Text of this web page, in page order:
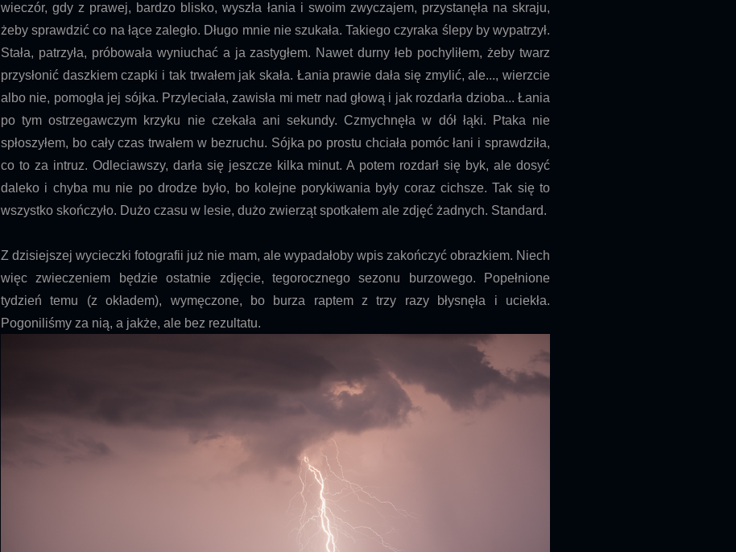
wieczór, gdy z prawej, bardzo blisko, wyszła łania i swoim zwyczajem, przystanęła na skraju,
żeby sprawdzić co na łące zaległo. Długo mnie nie szukała. Takiego czyraka ślepy by wypatrzył.
Stała, patrzyła, próbowała wyniuchać a ja zastygłem. Nawet durny łeb pochyliłem, żeby twarz
przysłonić daszkiem czapki i tak trwałem jak skała. Łania prawie dała się zmylić, ale..., wierzcie
albo nie, pomogła jej sójka. Przyleciała, zawisła mi metr nad głową i jak rozdarła dzioba... Łania
po tym ostrzegawczym krzyku nie czekała ani sekundy. Czmychnęła w dół łąki. Ptaka nie
spłoszyłem, bo cały czas trwałem w bezruchu. Sójka po prostu chciała pomóc łani i sprawdziła,
co to za intruz. Odleciawszy, darła się jeszcze kilka minut. A potem rozdarł się byk, ale dosyć
daleko i chyba mu nie po drodze było, bo kolejne porykiwania były coraz cichsze. Tak się to
wszystko skończyło. Dużo czasu w lesie, dużo zwierząt spotkałem ale zdjęć żadnych. Standard.
Z dzisiejszej wycieczki fotografii już nie mam, ale wypadałoby wpis zakończyć obrazkiem. Niech
więc zwieczeniem będzie ostatnie zdjęcie, tegorocznego sezonu burzowego. Popełnione
tydzień temu (z okładem), wymęczone, bo burza raptem z trzy razy błysnęła i uciekła.
Pogoniliśmy za nią, a jakże, ale bez rezultatu.